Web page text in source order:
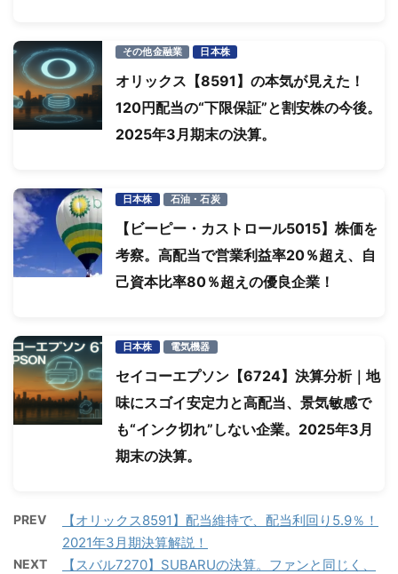
その他金融業 日本株
オリックス【8591】の本気が見えた！
120円配当の“下限保証”と割安株の今後。
2025年3月期末の決算。
日本株 石油・石炭
【ビーピー・カストロール5015】株価を
考察。高配当で営業利益率20％超え、自
己資本比率80％超えの優良企業！
日本株 電気機器
セイコーエプソン【6724】決算分析｜地
味にスゴイ安定力と高配当、景気敏感で
も“インク切れ”しない企業。2025年3月
期末の決算。
PREV
【オリックス8591】配当維持で、配当利回り5.9％！
2021年3月期決算解説！
NEXT
【スバル7270】SUBARUの決算。ファンと同じく、